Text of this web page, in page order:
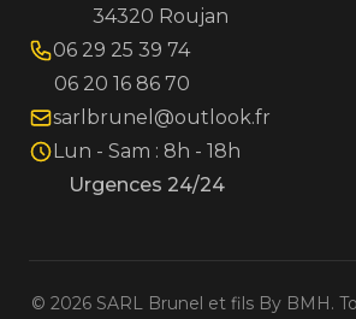
34320 Roujan
06 29 25 39 74
06 20 16 86 70
sarlbrunel@outlook.fr
Lun - Sam : 8h - 18h
Urgences 24/24
© 2026SARL Brunel et fils By BMH.